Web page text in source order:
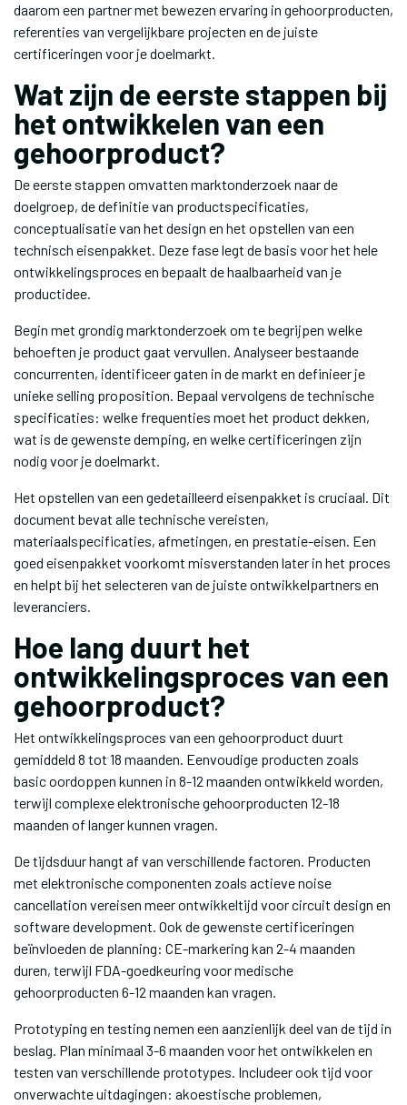
daarom een partner met bewezen ervaring in gehoorproducten,
referenties van vergelijkbare projecten en de juiste
certificeringen voor je doelmarkt.
Wat zijn de eerste stappen bij
het ontwikkelen van een
gehoorproduct?
De eerste stappen omvatten marktonderzoek naar de
doelgroep, de definitie van productspecificaties,
conceptualisatie van het design en het opstellen van een
technisch eisenpakket. Deze fase legt de basis voor het hele
ontwikkelingsproces en bepaalt de haalbaarheid van je
productidee.
Begin met grondig marktonderzoek om te begrijpen welke
behoeften je product gaat vervullen. Analyseer bestaande
concurrenten, identificeer gaten in de markt en definieer je
unieke selling proposition. Bepaal vervolgens de technische
specificaties: welke frequenties moet het product dekken,
wat is de gewenste demping, en welke certificeringen zijn
nodig voor je doelmarkt.
Het opstellen van een gedetailleerd eisenpakket is cruciaal. Dit
document bevat alle technische vereisten,
materiaalspecificaties, afmetingen, en prestatie-eisen. Een
goed eisenpakket voorkomt misverstanden later in het proces
en helpt bij het selecteren van de juiste ontwikkelpartners en
leveranciers.
Hoe lang duurt het
ontwikkelingsproces van een
gehoorproduct?
Het ontwikkelingsproces van een gehoorproduct duurt
gemiddeld 8 tot 18 maanden. Eenvoudige producten zoals
basic oordoppen kunnen in 8-12 maanden ontwikkeld worden,
terwijl complexe elektronische gehoorproducten 12-18
maanden of langer kunnen vragen.
De tijdsduur hangt af van verschillende factoren. Producten
met elektronische componenten zoals actieve noise
cancellation vereisen meer ontwikkeltijd voor circuit design en
software development. Ook de gewenste certificeringen
beïnvloeden de planning: CE-markering kan 2-4 maanden
duren, terwijl FDA-goedkeuring voor medische
gehoorproducten 6-12 maanden kan vragen.
Prototyping en testing nemen een aanzienlijk deel van de tijd in
beslag. Plan minimaal 3-6 maanden voor het ontwikkelen en
testen van verschillende prototypes. Includeer ook tijd voor
onverwachte uitdagingen: akoestische problemen,